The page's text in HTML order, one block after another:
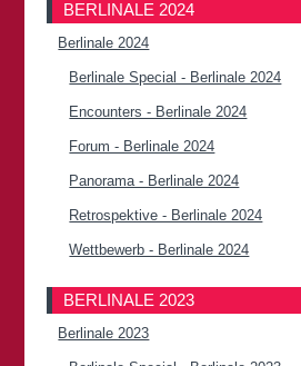
BERLINALE 2024
Berlinale 2024
Berlinale Special - Berlinale 2024
Encounters - Berlinale 2024
Forum - Berlinale 2024
Panorama - Berlinale 2024
Retrospektive - Berlinale 2024
Wettbewerb - Berlinale 2024
BERLINALE 2023
Berlinale 2023